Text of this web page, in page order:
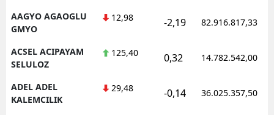
AAGYO AGAOGLU
GMYO
12,98 -2,19 82.916.817,33
ACSEL ACIPAYAM
SELULOZ
125,40 0,32 14.782.542,00
ADEL ADEL
KALEMCILIK
29,48 -0,14 36.025.357,50